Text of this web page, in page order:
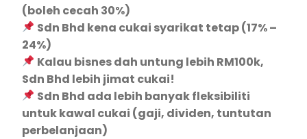
(boleh cecah 30%)
Sdn Bhd kena cukai syarikat tetap (17% –
24%)
Kalau bisnes dah untung lebih RM100k,
Sdn Bhd lebih jimat cukai!
Sdn Bhd ada lebih banyak fleksibiliti
untuk kawal cukai (gaji, dividen, tuntutan
perbelanjaan)